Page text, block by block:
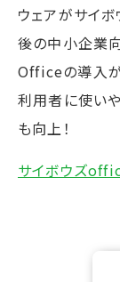
ウェアがサイ
後の中小企業
Officeの導入が
利用者に使い
も向上！
サイボウズ